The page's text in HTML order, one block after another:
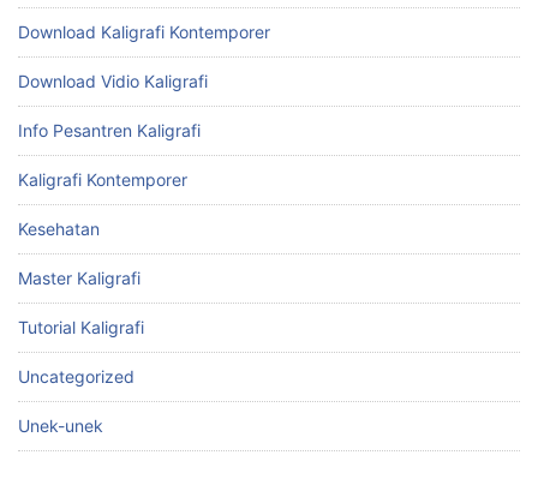
Download Kaligrafi Kontemporer
Download Vidio Kaligrafi
Info Pesantren Kaligrafi
Kaligrafi Kontemporer
Kesehatan
Master Kaligrafi
Tutorial Kaligrafi
Uncategorized
Unek-unek